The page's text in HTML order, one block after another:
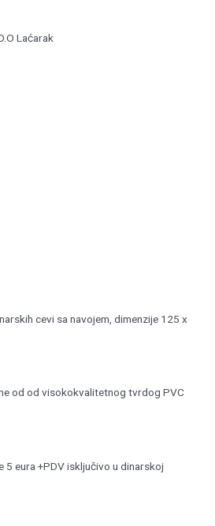
Laćarak
cevi sa navojem, dimenzije 125 x
od od visokokvalitetnog tvrdog PVC
5 eura +PDV isključivo u dinarskoj